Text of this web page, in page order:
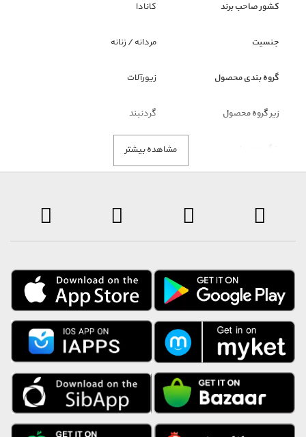
مشاهده بیشتر
کشور صاحب برند کانادا
جنسیت مردانه / زنانه
گروه بندی محصول زیورآلات
زیر گروه محصول گردنبند
سیاه
• نوع زیور : گردنبند
• جنس بکاررفته : استیل - چرم مصنوعی یا مشابه آن
• گارانتی : دو ساله - در ایران - بین المللی
• اصالت کشور برند : امریکا
• گارانتی ایران : فسیل گروپ